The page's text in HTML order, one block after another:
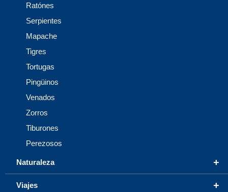
Ratónes
Serpientes
Mapache
Tigres
Tortugas
Pingüinos
Venados
Zorros
Tiburones
Perezosos
+
Naturaleza
+
Viajes